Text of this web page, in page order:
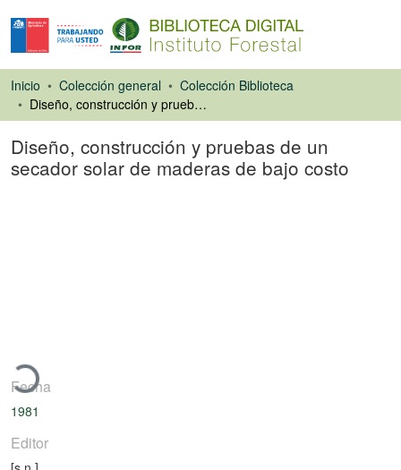
Inicio Colección general
Colección Biblioteca
Diseño, construcción y pruebas de un secador solar de maderas de bajo costo
Diseño, construcción y pruebas de un
secador solar de maderas de bajo costo
Fecha
1981
Editor